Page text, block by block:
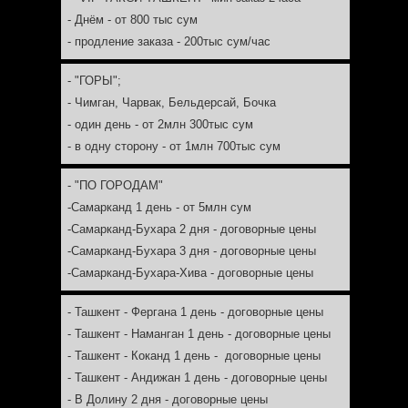
- Днём - от 800 тыс сум
- продление заказа - 200тыс сум/час
- "ГОРЫ";
- Чимган, Чарвак, Бельдерсай, Бочка
- один день - от 2млн 300тыс сум
- в одну сторону - от 1млн 700тыс сум
- "ПО ГОРОДАМ"
-Самарканд 1 день - от 5млн сум
-Самарканд-Бухара 2 дня - договорные цены
-Самарканд-Бухара 3 дня - договорные цены
-Самарканд-Бухара-Хива - договорные цены
- Ташкент - Фергана 1 день - договорные цены
- Ташкент - Наманган 1 день - договорные цены
- Ташкент - Коканд 1 день - договорные цены
- Ташкент - Андижан 1 день - договорные цены
- В Долину 2 дня - договорные цены